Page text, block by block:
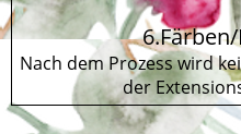
Nach dem Prozess wird
der